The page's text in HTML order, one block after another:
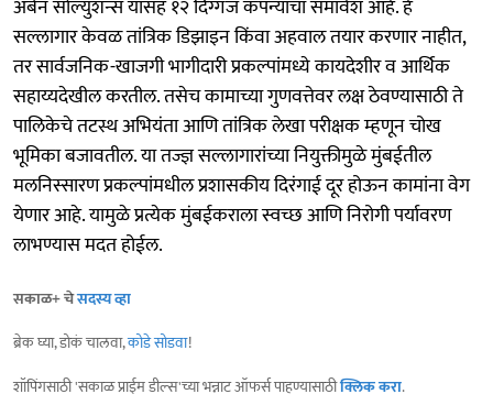
अर्बन सोल्युशन्स यांसह १२ दिग्गज कंपन्यांचा समावेश आहे. हे
सल्लागार केवळ तांत्रिक डिझाइन किंवा अहवाल तयार करणार नाहीत,
तर सार्वजनिक-खाजगी भागीदारी प्रकल्पांमध्ये कायदेशीर व आर्थिक
सहाय्यदेखील करतील. तसेच कामाच्या गुणवत्तेवर लक्ष ठेवण्यासाठी ते
पालिकेचे तटस्थ अभियंता आणि तांत्रिक लेखा परीक्षक म्हणून चोख
भूमिका बजावतील. या तज्ज्ञ सल्लागारांच्या नियुक्तीमुळे मुंबईतील
मलनिस्सारण प्रकल्पांमधील प्रशासकीय दिरंगाई दूर होऊन कामांना वेग
येणार आहे. यामुळे प्रत्येक मुंबईकराला स्वच्छ आणि निरोगी पर्यावरण
लाभण्यास मदत होईल.
सकाळ+ चेसदस्य व्हा
ब्रेक घ्या, डोकं चालवा,कोडे सोडवा!
शॉपिंगसाठी 'सकाळ प्राईम डील्स'च्या भन्नाट ऑफर्स पाहण्यासाठीक्लिक करा.